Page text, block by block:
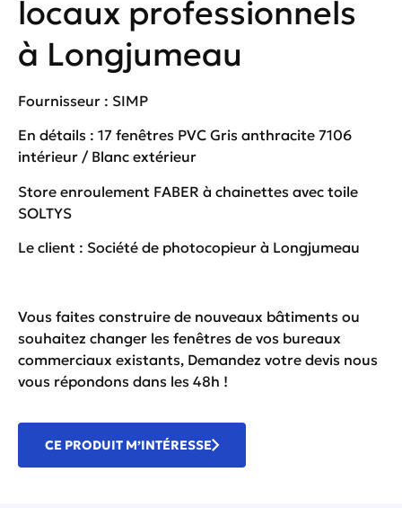
locaux professionnels
à Longjumeau
Fournisseur : SIMP
En détails : 17 fenêtres PVC Gris anthracite 7106
intérieur / Blanc extérieur
Store enroulement FABER à chainettes avec toile
SOLTYS
Le client : Société de photocopieur à Longjumeau
Vous faites construire de nouveaux bâtiments ou
souhaitez changer les fenêtres de vos bureaux
commerciaux existants, Demandez votre devis nous
vous répondons dans les 48h !
CE PRODUIT M’INTÉRESSE